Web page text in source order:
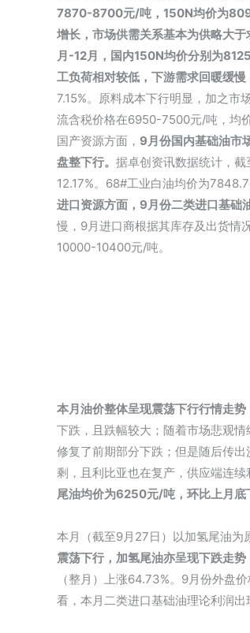
7870-8700元/吨，150N均价为
增长，市场供需关系基本为供略大
月-12月，国内150N均价分别为
工负荷相对较低，下游需求回暖缓慢
7.15%。原料成本下行明显，加之市
流含税价格在6950-7500元/吨，均
国产资源方面， 9月份国内基础油市
盘整下行。 据卓创资讯数据统计，
12.17%。68#工业白油均价为
进口资源方面，9月份二类进口基础
慢，9月进口商根据其库存及出货
10000-10400元/吨。
本月油价整体呈现震荡下行行情走
下跌，且跌幅较大；随着市场悲观
修复了前期部分下跌；但是随后传
剩，且利比亚也在复产，供应端连
尾油均价为6250元/吨，环比上月底
本月（截至9月27日）以加氢尾油为
震荡下行，加氢尾油亦呈现下跌走势
（整月）上涨64.73%。9月份外盘
看，本月二类进口基础油理论利润出